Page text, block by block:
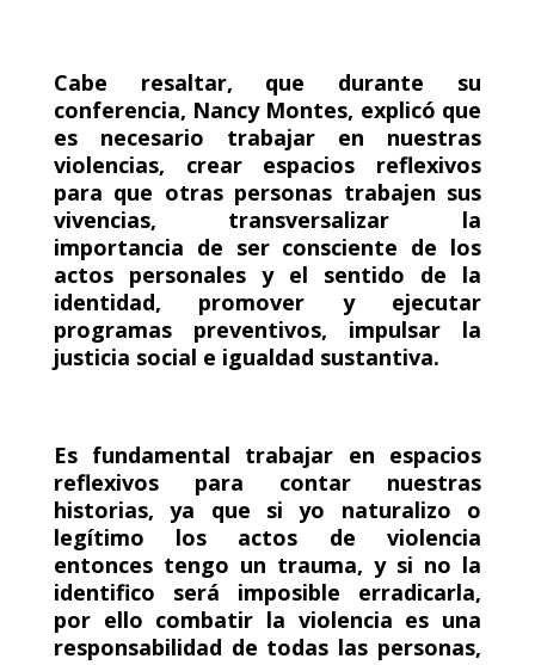
Cabe resaltar, que durante su
conferencia, Nancy Montes, explicó que
es necesario trabajar en nuestras
violencias, crear espacios reflexivos
para que otras personas trabajen sus
vivencias, transversalizar la
importancia de ser consciente de los
actos personales y el sentido de la
identidad, promover y ejecutar
programas preventivos, impulsar la
justicia social e igualdad sustantiva.
Es fundamental trabajar en espacios
reflexivos para contar nuestras
historias, ya que si yo naturalizo o
legítimo los actos de violencia
entonces tengo un trauma, y si no la
identifico será imposible erradicarla,
por ello combatir la violencia es una
responsabilidad de todas las personas,